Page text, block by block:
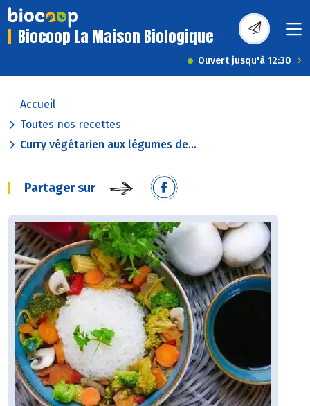
Biocoop La Maison Biologique
Ouvert jusqu'à 12:30
Accueil
Toutes nos recettes
Curry végétarien aux légumes de...
Partager sur